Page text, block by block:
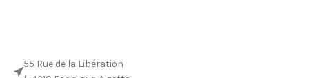
55 Rue de la Libération